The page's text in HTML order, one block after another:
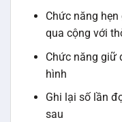
Chức năng
qua cộng với
Chức năng giữ
hình
Ghi lại số lần
sau